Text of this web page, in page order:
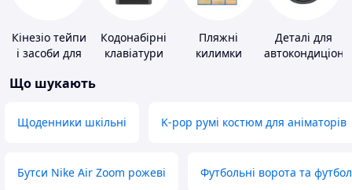
Кінезіо тейпи
і засоби для
Кодонабірні
клавіатури
Пляжні
килимки
Деталі для
Що шукають
Щоденники шкільні K-pop румі костюм для аніматорів
Бутси Nike Air Zoom рожеві Футбольні ворота та